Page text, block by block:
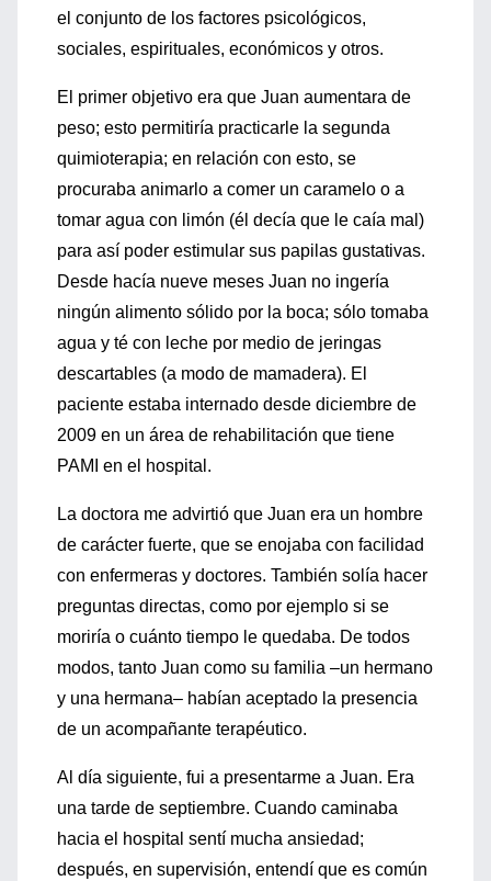
el conjunto de los factores psicológicos,
sociales, espirituales, económicos y otros.
El primer objetivo era que Juan aumentara de
peso; esto permitiría practicarle la segunda
quimioterapia; en relación con esto, se
procuraba animarlo a comer un caramelo o a
tomar agua con limón (él decía que le caía mal)
para así poder estimular sus papilas gustativas.
Desde hacía nueve meses Juan no ingería
ningún alimento sólido por la boca; sólo tomaba
agua y té con leche por medio de jeringas
descartables (a modo de mamadera). El
paciente estaba internado desde diciembre de
2009 en un área de rehabilitación que tiene
PAMI en el hospital.
La doctora me advirtió que Juan era un hombre
de carácter fuerte, que se enojaba con facilidad
con enfermeras y doctores. También solía hacer
preguntas directas, como por ejemplo si se
moriría o cuánto tiempo le quedaba. De todos
modos, tanto Juan como su familia –un hermano
y una hermana– habían aceptado la presencia
de un acompañante terapéutico.
Al día siguiente, fui a presentarme a Juan. Era
una tarde de septiembre. Cuando caminaba
hacia el hospital sentí mucha ansiedad;
después, en supervisión, entendí que es común